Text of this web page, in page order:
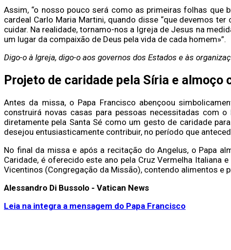
Assim, “o nosso pouco será como as primeiras folhas que
cardeal Carlo Maria Martini, quando disse “que devemos
cuidar. Na realidade, tornamo-nos a Igreja de Jesus na
um lugar da compaixão de Deus pela vida de cada homem»”.
Digo-o à Igreja, digo-o aos governos dos Estados e às
Projeto de caridade pela Síria e almoço
Antes da missa, o Papa Francisco abençoou
construirá novas casas para pessoas necessitadas com
diretamente pela Santa Sé como um gesto de caridade
desejou entusiasticamente contribuir, no período que
No final da missa e após a recitação do Angelus, o Papa
Caridade, é oferecido este ano pela Cruz Vermelha Italiana
Vicentinos (Congregação da Missão), contendo alimentos e
Alessandro Di Bussolo - Vatican News
Leia na integra a mensagem do Papa Francisco